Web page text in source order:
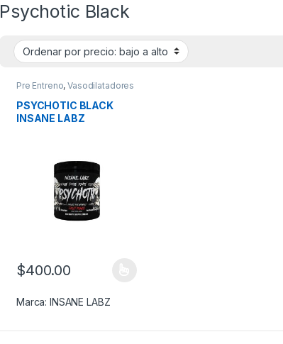
Psychotic Black
Pre Entreno,Vasodilatadores
PSYCHOTIC BLACK
INSANE LABZ
$400.00
Este producto tiene múltiples variantes. Las opciones se
Marca:INSANE LABZ